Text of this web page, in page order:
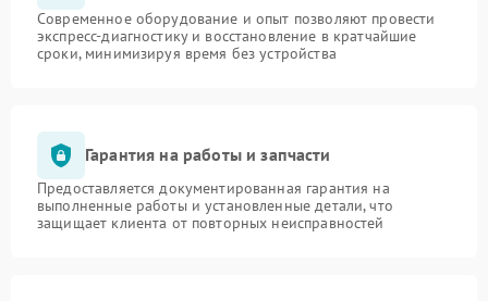
Современное оборудование и опыт позволяют провести
экспресс-диагностику и восстановление в кратчайшие
сроки, минимизируя время без устройства
Гарантия на работы и запчасти
Предоставляется документированная гарантия на
выполненные работы и установленные детали, что
защищает клиента от повторных неисправностей